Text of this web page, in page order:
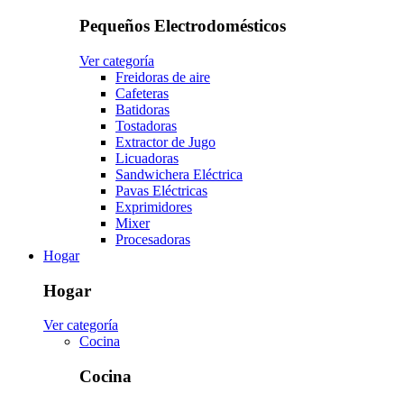
Pequeños Electrodomésticos
Ver categoría
Freidoras de aire
Cafeteras
Batidoras
Tostadoras
Extractor de Jugo
Licuadoras
Sandwichera Eléctrica
Pavas Eléctricas
Exprimidores
Mixer
Procesadoras
Hogar
Hogar
Ver categoría
Cocina
Cocina